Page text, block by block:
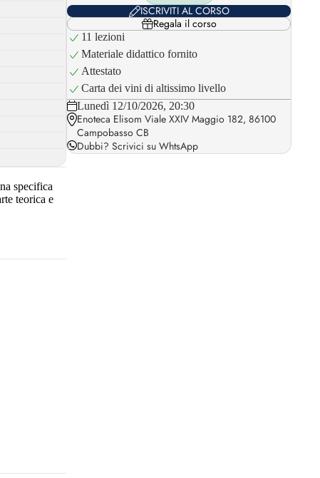
specifica
teorica e
ISCRIVITI AL CORSO
Regala il corso
11 lezioni
Materiale didattico fornito
Attestato
Carta dei vini di altissimo livello
Lunedì 12/10/2026, 20:30
Enoteca Elisom Viale XXIV Maggio 182, 86100
Campobasso CB
Dubbi? Scrivici su WhtsApp